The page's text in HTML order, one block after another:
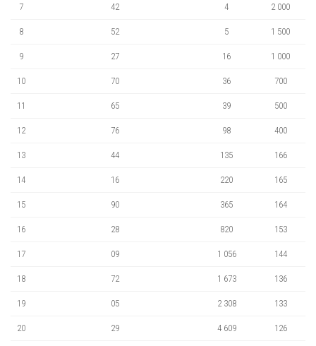
7 42 4 2 000
8 52 5 1 500
9 27 16 1 000
10 70 36 700
11 65 39 500
12 76 98 400
13 44 135 166
14 16 220 165
15 90 365 164
16 28 820 153
17 09 1 056 144
18 72 1 673 136
19 05 2 308 133
20 29 4 609 126